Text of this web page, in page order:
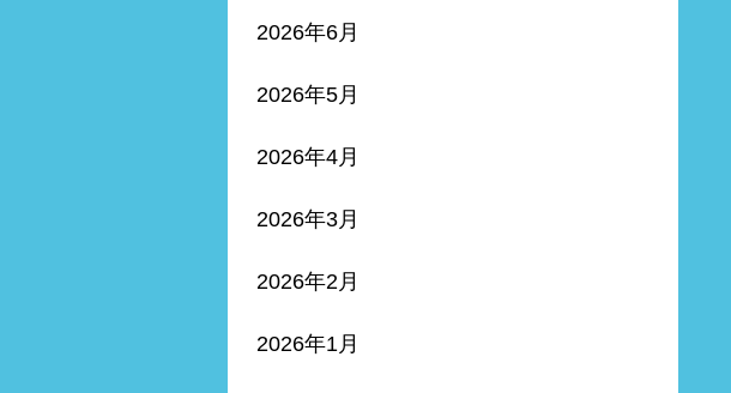
2026年6月
2026年5月
2026年4月
2026年3月
2026年2月
2026年1月